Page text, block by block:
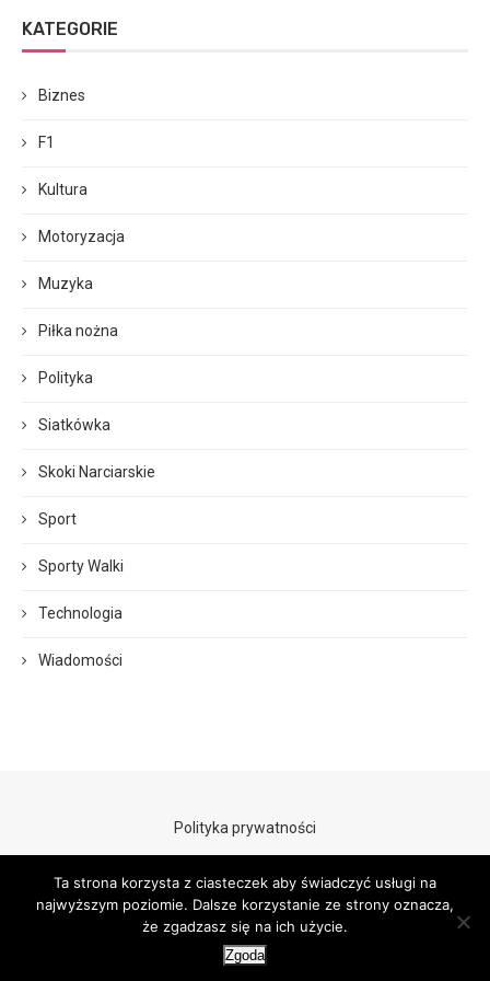
KATEGORIE
Biznes
F1
Kultura
Motoryzacja
Muzyka
Piłka nożna
Polityka
Siatkówka
Skoki Narciarskie
Sport
Sporty Walki
Technologia
Wiadomości
Polityka prywatności
Ta strona korzysta z ciasteczek aby świadczyć usługi na
najwyższym poziomie. Dalsze korzystanie ze strony oznacza,
że zgadzasz się na ich użycie.
Zgoda